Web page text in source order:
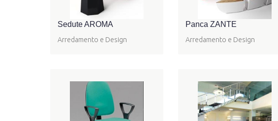
Sedute AROMA
Arredamento e Design
Panca ZANTE
Arredamento e Design